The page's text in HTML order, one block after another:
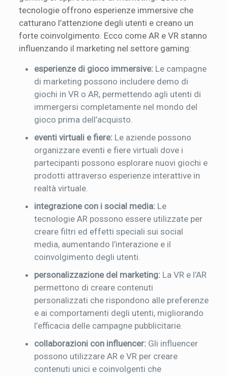
tecnologie offrono esperienze immersive che
catturano l’attenzione degli utenti e creano un
forte coinvolgimento. Ecco come AR e VR stanno
influenzando il marketing nel settore gaming:
esperienze di gioco immersive: Le campagne
di marketing possono includere demo di
giochi in VR o AR, permettendo agli utenti di
immergersi completamente nel mondo del
gioco prima dell’acquisto.
eventi virtuali e fiere: Le aziende possono
organizzare eventi e fiere virtuali dove i
partecipanti possono esplorare nuovi giochi e
prodotti attraverso esperienze interattive in
realtà virtuale.
integrazione con i social media: Le
tecnologie AR possono essere utilizzate per
creare filtri ed effetti speciali sui social
media, aumentando l’interazione e il
coinvolgimento degli utenti.
personalizzazione del marketing: La VR e l’AR
permettono di creare contenuti
personalizzati che rispondono alle preferenze
e ai comportamenti degli utenti, migliorando
l’efficacia delle campagne pubblicitarie.
collaborazioni con influencer: Gli influencer
possono utilizzare AR e VR per creare
contenuti unici e coinvolgenti che